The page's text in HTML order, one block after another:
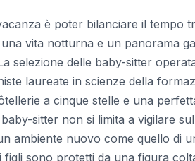
è poter bilanciare il tempo
vita notturna e un panorama
selezione delle baby-sitter
laureate in scienze della
a cinque stelle e una
sitter non si limita a vigilare
ambiente nuovo come quello di
sono protetti da una figura